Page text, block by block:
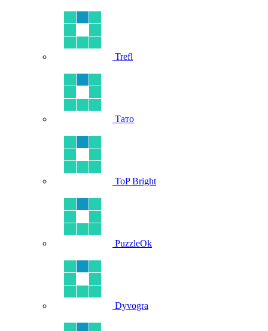
Trefl
Тато
ToP Bright
PuzzleOk
Dyvogra